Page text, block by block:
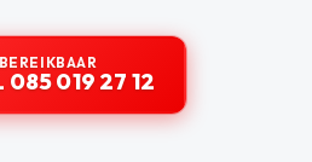
085 019 27 12